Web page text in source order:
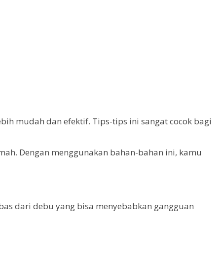
mudah dan efektif. Tips-tips ini sangat cocok bagi
Dengan menggunakan bahan-bahan ini, kamu
dari debu yang bisa menyebabkan gangguan